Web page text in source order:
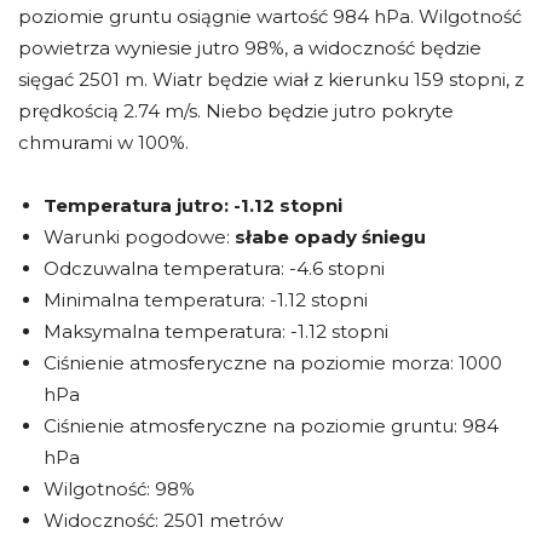
poziomie gruntu osiągnie wartość 984 hPa. Wilgotność
powietrza wyniesie jutro 98%, a widoczność będzie
sięgać 2501 m. Wiatr będzie wiał z kierunku 159 stopni, z
prędkością 2.74 m/s. Niebo będzie jutro pokryte
chmurami w 100%.
Temperatura jutro: -1.12 stopni
Warunki pogodowe: słabe opady śniegu
Odczuwalna temperatura: -4.6 stopni
Minimalna temperatura: -1.12 stopni
Maksymalna temperatura: -1.12 stopni
Ciśnienie atmosferyczne na poziomie morza: 1000
hPa
Ciśnienie atmosferyczne na poziomie gruntu: 984
hPa
Wilgotność: 98%
Widoczność: 2501 metrów